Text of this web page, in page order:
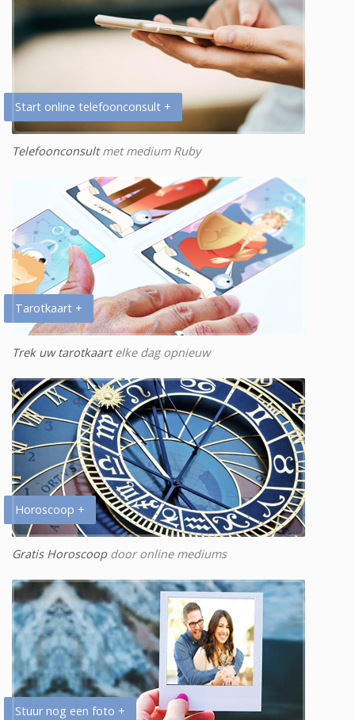
Start online telefoonconsult +
Telefoonconsultmet medium Ruby
Tarotkaart +
Trek uw tarotkaartelke dag opnieuw
Horoscoop +
Gratis Horoscoopdoor online mediums
Stuur nog een foto +